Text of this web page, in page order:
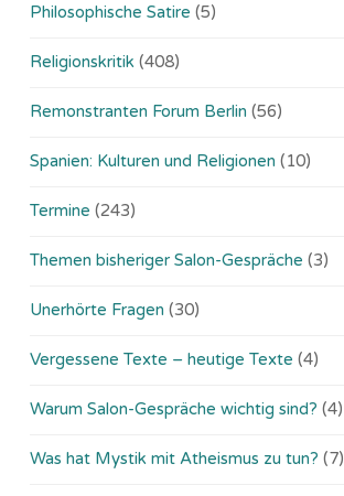
Philosophische Satire (5)
Religionskritik (408)
Remonstranten Forum Berlin (56)
Spanien: Kulturen und Religionen (10)
Termine (243)
Themen bisheriger Salon-Gespräche (3)
Unerhörte Fragen (30)
Vergessene Texte – heutige Texte (4)
Warum Salon-Gespräche wichtig sind? (4)
Was hat Mystik mit Atheismus zu tun? (7)